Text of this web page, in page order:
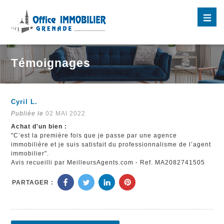
Témoignages
Cyril L.
Publiée le02 MAI 2022
Achat d'un bien :
"C’est la première fois que je passe par une agence
immobilière et je suis satisfait du professionnalisme de l’agent
immobilier".
Avis recueilli par MeilleursAgents.com - Ref. MA2082741505
PARTAGER :